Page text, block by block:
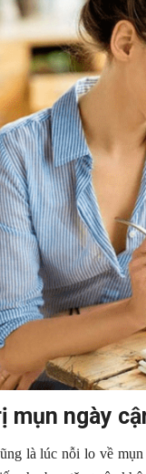
mụn ngày
là lúc nỗi lo về